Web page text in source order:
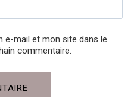
e-mail et mon site dans le
commentaire.